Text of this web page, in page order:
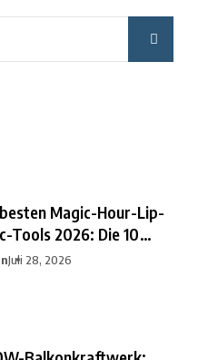
Magic-Hour-Lip-
Tools 2026: Die 10
Juli 28, 2026